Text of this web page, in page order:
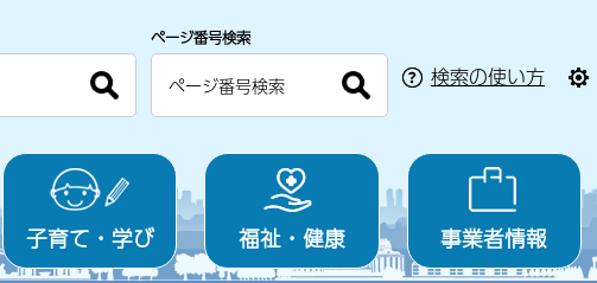
ページ番号検索
検索の使い方
子育て・学び 福祉・健康 事業者情報